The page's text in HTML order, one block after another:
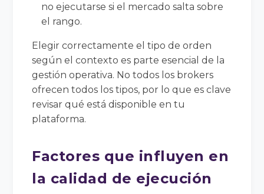
no ejecutarse si el mercado salta sobre
el rango.
Elegir correctamente el tipo de orden
según el contexto es parte esencial de la
gestión operativa. No todos los brokers
ofrecen todos los tipos, por lo que es clave
revisar qué está disponible en tu
plataforma.
Factores que influyen en
la calidad de ejecución